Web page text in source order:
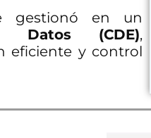
gestionó en un
Datos (CDE),
eficiente y control